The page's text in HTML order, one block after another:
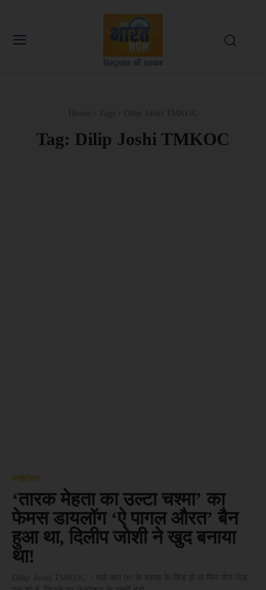
Tag: Dilip Joshi TMKOC
मनोरंजन
‘तारक मेहता का उल्टा चश्मा’ का
फेमस डायलॉग ‘ऐ पागल औरत’ बैन
हुआ था, दिलीप जोशी ने खुद बनाया
था!